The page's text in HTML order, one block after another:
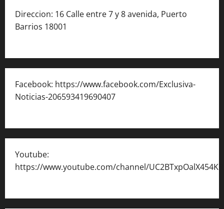
Direccion: 16 Calle entre 7 y 8 avenida, Puerto
Barrios 18001
Facebook: https://www.facebook.com/Exclusiva-
Noticias-206593419690407
Youtube:
https://www.youtube.com/channel/